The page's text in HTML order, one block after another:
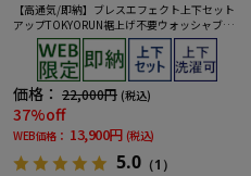
【高通気/即納】ブレスエフェクト上下セット
アップTOKYORUN裾上げ不要ウォッシャブル
ストレッチブレスエフェクト生地背抜き2ボタ
ンジャケットウエストシャーリングノータッ
クパンツ
価格： 22,000円 (税込)
37%off
WEB価格： 13,900円 (税込)
5.0 （1）